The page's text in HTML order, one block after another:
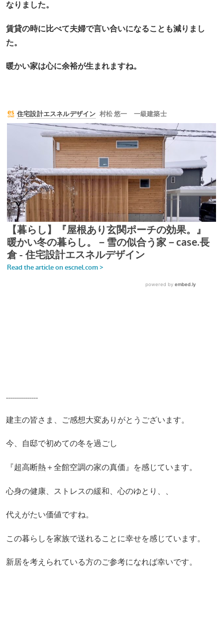
なりました。
賃貸の時に比べて夫婦で言い合いになることも減りまし
た。
暖かい家は心に余裕が生まれますね。
................
建主の皆さま、ご感想大変ありがとうございます。
今、自邸で初めての冬を過ごし
『超高断熱＋全館空調の家の真価』を感じています。
心身の健康、ストレスの緩和、心のゆとり、、
代えがたい価値ですね。
この暮らしを家族で送れることに幸せを感じています。
新居を考えられている方のご参考になれば幸いです。